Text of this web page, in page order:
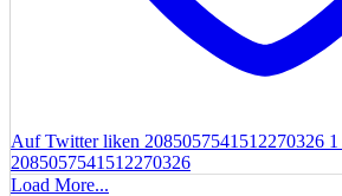
Auf Twitter liken 2085057541512270326 1
2085057541512270326
Load More...